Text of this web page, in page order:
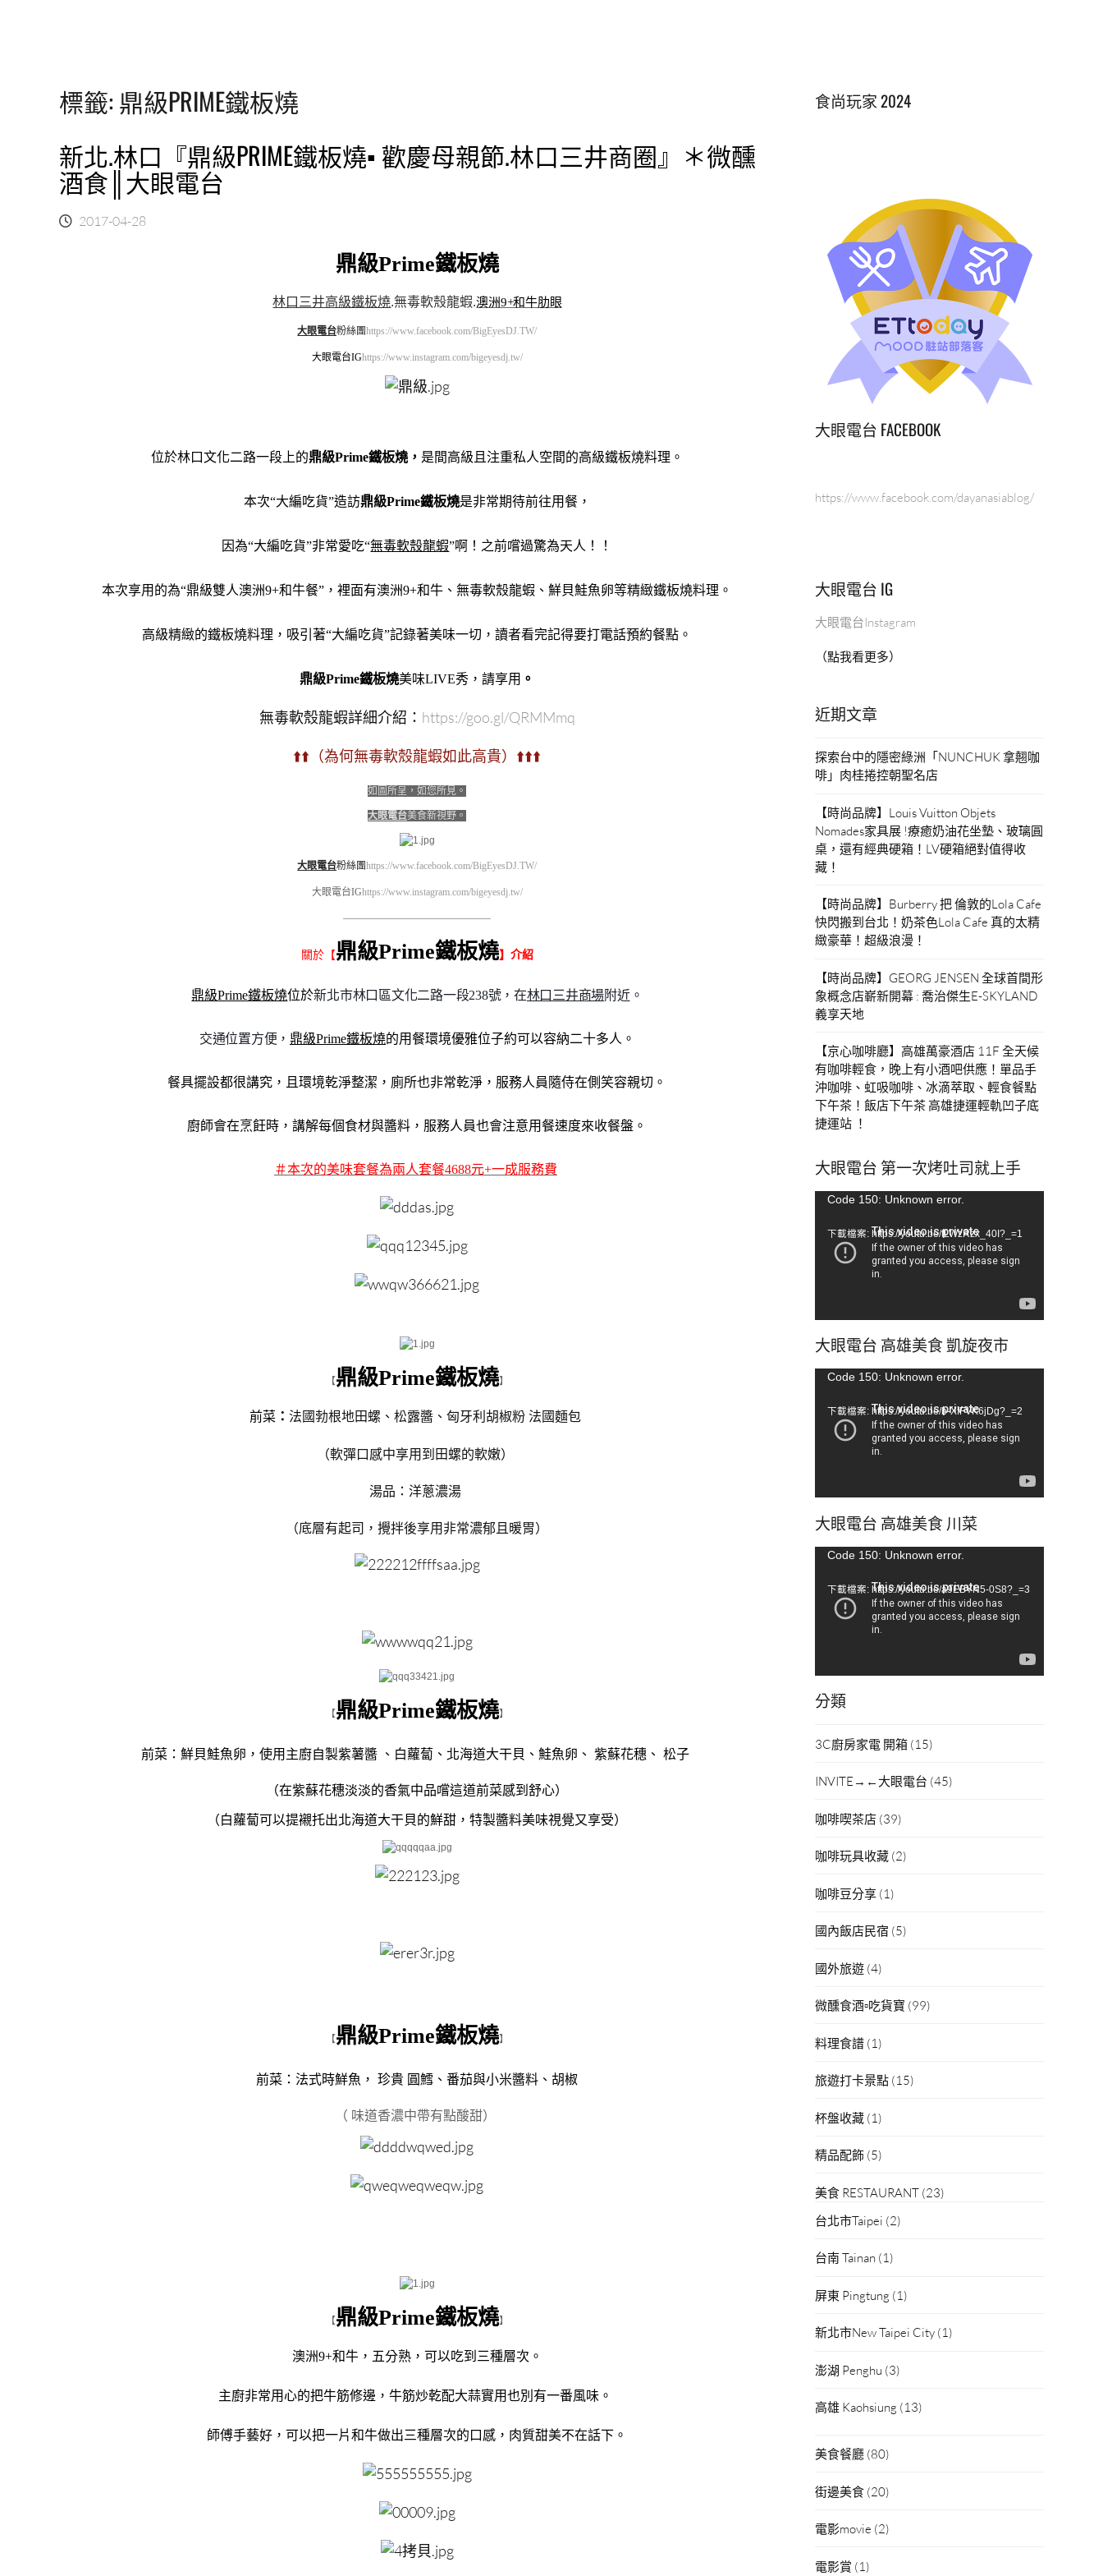
標籤: 鼎級PRIME鐵板燒
新北.林口『鼎級PRIME鐵板燒▪ 歡慶母親節.林口三井商圈』＊微醺
酒食║大眼電台
2017-04-28
鼎級Prime鐵板燒
林口三井高級鐵板燒.無毒軟殼龍蝦.澳洲9+和牛肋眼
大眼電台粉絲團https://www.facebook.com/BigEyesDJ.TW/
大眼電台IGhttps://www.instagram.com/bigeyesdj.tw/
位於林口文化二路一段上的鼎級Prime鐵板燒， 是間高級且注重私人空間的高級鐵板燒料理。
本次“大編吃貨”造訪鼎級Prime鐵板燒是非常期待前往用餐，
因為“大編吃貨”非常愛吃“無毒軟殼龍蝦”啊！之前嚐過驚為天人！！
本次享用的為“鼎級雙人澳洲9+和牛餐”，裡面有澳洲9+和牛、無毒軟殼龍蝦、鮮貝鮭魚卵等精緻鐵板燒料理。
高級精緻的鐵板燒料理，吸引著“大編吃貨”記錄著美味一切，讀者看完記得要打電話預約餐點。
鼎級Prime鐵板燒美味LIVE秀，請享用 。
無毒軟殼龍蝦詳細介紹： https://goo.gl/QRMMmq
⬆️⬆️（為何無毒軟殼龍蝦如此高貴）⬆️⬆️⬆️
如圖所呈，如您所見。
大眼電台美食新視野。
大眼電台粉絲團https://www.facebook.com/BigEyesDJ.TW/
大眼電台IGhttps://www.instagram.com/bigeyesdj.tw/
————————————————————
關於【鼎級Prime鐵板燒】介紹
鼎級Prime鐵板燒位於新北市林口區文化二路一段238號，在林口三井商場附近。
交通位置方便， 鼎級Prime鐵板燒的用餐環境優雅位子約可以容納二十多人。
餐具擺設都很講究，且環境乾淨整潔，廁所也非常乾淨，服務人員隨侍在側笑容親切。
廚師會在烹飪時，講解每個食材與醬料，服務人員也會注意用餐速度來收餐盤。
＃本次的美味套餐為兩人套餐4688元+一成服務費
【鼎級Prime鐵板燒】
前菜 ：法國勃根地田螺、松露醬、匈牙利胡椒粉 法國麵包
（軟彈口感中享用到田螺的軟嫩）
湯品：洋蔥濃湯
（底層有起司，攪拌後享用非常濃郁且暖胃）
【鼎級Prime鐵板燒】
前菜：鮮貝鮭魚卵，使用主廚自製紫薯醬 、白蘿蔔、北海道大干貝、鮭魚卵、 紫蘇花穗、 松子
（在紫蘇花穗淡淡的香氣中品嚐這道前菜感到舒心）
（白蘿蔔可以提襯托出北海道大干貝的鮮甜，特製醬料美味視覺又享受）
【鼎級Prime鐵板燒】
前菜：法式時鮮魚， 珍貴 圓鱈、番茄與小米醬料、胡椒
（ 味道香濃中帶有點酸甜）
【鼎級Prime鐵板燒】
澳洲9+和牛，五分熟，可以吃到三種層次。
主廚非常用心的把牛筋修邊，牛筋炒乾配大蒜實用也別有一番風味。
師傅手藝好，可以把一片和牛做出三種層次的口感，肉質甜美不在話下。
食尚玩家 2024
大眼電台 FACEBOOK
https://www.facebook.com/dayanasiablog/
大眼電台 IG
大眼電台Instagram
（點我看更多）
近期文章
探索台中的隱密綠洲「NUNCHUK 拿翹咖
啡」肉桂捲控朝聖名店
【時尚品牌】Louis Vuitton Objets
Nomades家具展 !療癒奶油花坐墊、玻璃圓
桌，還有經典硬箱！LV硬箱絕對值得收
藏！
【時尚品牌】Burberry 把 倫敦的Lola Cafe
快閃搬到台北！奶茶色Lola Cafe 真的太精
緻豪華！超級浪漫！
【時尚品牌】GEORG JENSEN 全球首間形
象概念店嶄新開幕 : 喬治傑生E-SKYLAND
義享天地
【京心咖啡廳】高雄萬豪酒店 11F 全天候
有咖啡輕食，晚上有小酒吧供應！單品手
沖咖啡、虹吸咖啡、冰滴萃取、輕食餐點
下午茶！飯店下午茶 高雄捷運輕軌凹子底
捷運站 ！
大眼電台 第一次烤吐司就上手
視Code 150: Unknown error.
下載檔案: https://youtu.be/tLWzRzx_40I?_=1
大眼電台 高雄美食 凱旋夜市
視Code 150: Unknown error.
下載檔案: https://youtu.be/b-XfFVK6jDg?_=2
大眼電台 高雄美食 川菜
視Code 150: Unknown error.
下載檔案: https://youtu.be/a9EBYN5-0S8?_=3
分類
3C廚房家電 開箱 (15)
INVITE→←大眼電台 (45)
咖啡喫茶店 (39)
咖啡玩具收藏 (2)
咖啡豆分享 (1)
國內飯店民宿 (5)
國外旅遊 (4)
微醺食酒▫吃貨寶 (99)
料理食譜 (1)
旅遊打卡景點 (15)
杯盤收藏 (1)
精品配飾 (5)
美食 RESTAURANT (23)
台北市Taipei (2)
台南 Tainan (1)
屏東 Pingtung (1)
新北市New Taipei City (1)
澎湖 Penghu (3)
高雄 Kaohsiung (13)
美食餐廳 (80)
街邊美食 (20)
電影movie (2)
電影賞 (1)